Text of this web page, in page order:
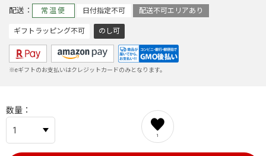
配送 常温便 日付指定不可 配送不可エリアあり
ギフトラッピング不可 のし可
※eギフトのお支払いはクレジットカードのみとなります。
数量
1